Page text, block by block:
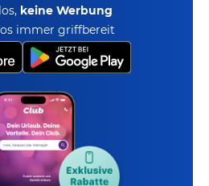
keine Werbung
immer griffbereit